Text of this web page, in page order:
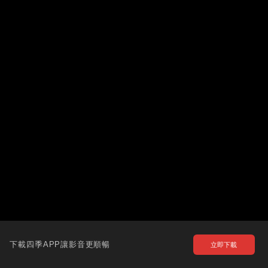
下載四季APP讓影音更順暢 立即下載